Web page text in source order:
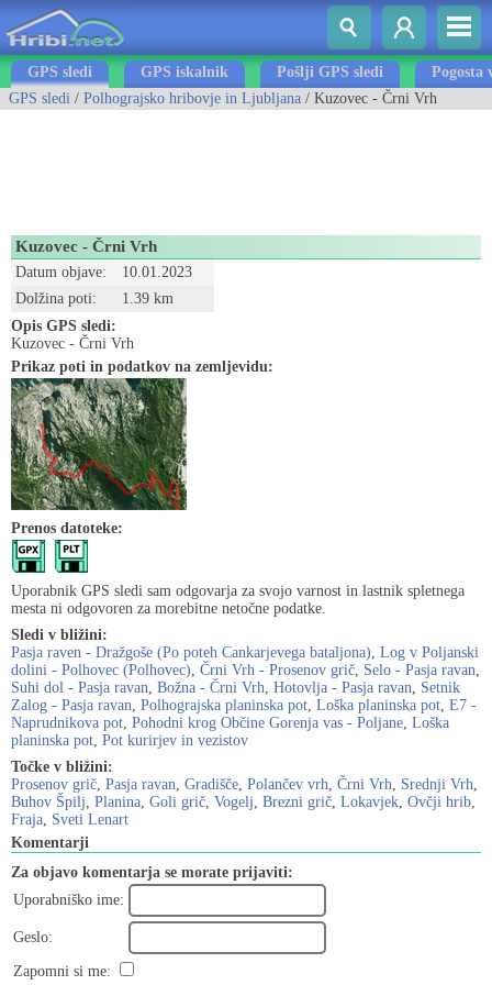
GPS sledi GPS iskalnik Pošlji GPS sledi
Pogosta
GPS sledi / Polhograjsko hribovje in Ljubljana / Kuzovec - Črni Vrh
Kuzovec - Črni Vrh
Datum objave:
10.01.2023
Dolžina poti:
1.39 km
Opis GPS sledi:
Kuzovec - Črni Vrh
Prikaz poti in podatkov na zemljevidu:
Prenos datoteke:
Uporabnik GPS sledi sam odgovarja za svojo varnost in lastnik spletnega
mesta ni odgovoren za morebitne netočne podatke.
Sledi v bližini:
Pasja raven - Dražgoše (Po poteh Cankarjevega bataljona), Log v Poljanski
dolini - Polhovec (Polhovec), Črni Vrh - Prosenov grič, Selo - Pasja ravan,
Suhi dol - Pasja ravan, Božna - Črni Vrh, Hotovlja - Pasja ravan, Setnik
Zalog - Pasja ravan, Polhograjska planinska pot, Loška planinska pot, E7 -
Naprudnikova pot, Pohodni krog Občine Gorenja vas - Poljane, Loška
planinska pot, Pot kurirjev in vezistov
Točke v bližini:
Prosenov grič, Pasja ravan, Gradišče, Polančev vrh, Črni Vrh, Srednji Vrh,
Buhov Špilj, Planina, Goli grič, Vogelj, Brezni grič, Lokavjek, Ovčji hrib,
Fraja, Sveti Lenart
Komentarji
Za objavo komentarja se morate prijaviti:
Uporabniško ime:
Geslo:
Zapomni si me: